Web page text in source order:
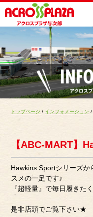
トップページ / インフォメーション /
【ABC-MART】
Hawkins Sportシリーズか
スメの一足です♪
『超軽量』で毎日履きた
是非店頭でご覧下さい★